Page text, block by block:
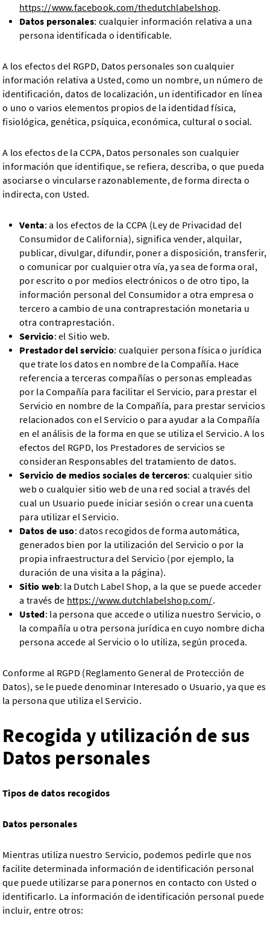
https://www.facebook.com/thedutchlabelshop.
Datos personales: cualquier información relativa a una
persona identificada o identificable.
A los efectos del RGPD, Datos personales son cualquier
información relativa a Usted, como un nombre, un número de
identificación, datos de localización, un identificador en línea
o uno o varios elementos propios de la identidad física,
fisiológica, genética, psíquica, económica, cultural o social.
A los efectos de la CCPA, Datos personales son cualquier
información que identifique, se refiera, describa, o que pueda
asociarse o vincularse razonablemente, de forma directa o
indirecta, con Usted.
Venta: a los efectos de la CCPA (Ley de Privacidad del
Consumidor de California), significa vender, alquilar,
publicar, divulgar, difundir, poner a disposición, transferir,
o comunicar por cualquier otra vía, ya sea de forma oral,
por escrito o por medios electrónicos o de otro tipo, la
información personal del Consumidor a otra empresa o
tercero a cambio de una contraprestación monetaria u
otra contraprestación.
Servicio: el Sitio web.
Prestador del servicio: cualquier persona física o jurídica
que trate los datos en nombre de la Compañía. Hace
referencia a terceras compañías o personas empleadas
por la Compañía para facilitar el Servicio, para prestar el
Servicio en nombre de la Compañía, para prestar servicios
relacionados con el Servicio o para ayudar a la Compañía
en el análisis de la forma en que se utiliza el Servicio. A los
efectos del RGPD, los Prestadores de servicios se
consideran Responsables del tratamiento de datos.
Servicio de medios sociales de terceros: cualquier sitio
web o cualquier sitio web de una red social a través del
cual un Usuario puede iniciar sesión o crear una cuenta
para utilizar el Servicio.
Datos de uso: datos recogidos de forma automática,
generados bien por la utilización del Servicio o por la
propia infraestructura del Servicio (por ejemplo, la
duración de una visita a la página).
Sitio web: la Dutch Label Shop, a la que se puede acceder
a través de https://www.dutchlabelshop.com/.
Usted: la persona que accede o utiliza nuestro Servicio, o
la compañía u otra persona jurídica en cuyo nombre dicha
persona accede al Servicio o lo utiliza, según proceda.
Conforme al RGPD (Reglamento General de Protección de
Datos), se le puede denominar Interesado o Usuario, ya que es
la persona que utiliza el Servicio.
Recogida y utilización de sus
Datos personales
Tipos de datos recogidos
Datos personales
Mientras utiliza nuestro Servicio, podemos pedirle que nos
facilite determinada información de identificación personal
que puede utilizarse para ponernos en contacto con Usted o
identificarlo. La información de identificación personal puede
incluir, entre otros: